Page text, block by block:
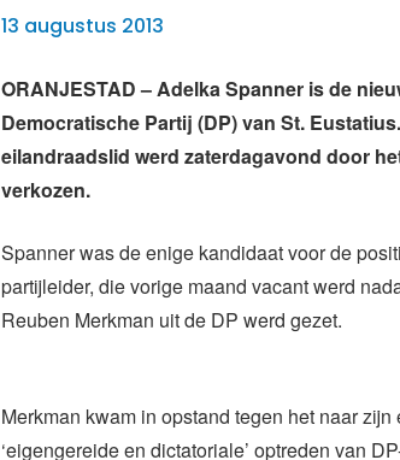
13 augustus 2013
ORANJESTAD – Adelka Spanner is de
Democratische Partij (DP) van St.
eilandraadslid werd zaterdagavond door
verkozen.
Spanner was de enige kandidaat voor de
partijleider, die vorige maand vacant werd
Reuben Merkman uit de DP werd gezet.
Merkman kwam in opstand tegen het naar zijn
‘eigengereide en dictatoriale’ optreden van